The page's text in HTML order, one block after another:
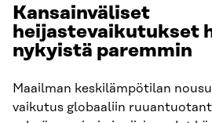
Kansainväliset
heijastevaikutukset
nykyistä paremmin
Maailman keskilämpötilan
vaikutus globaaliin